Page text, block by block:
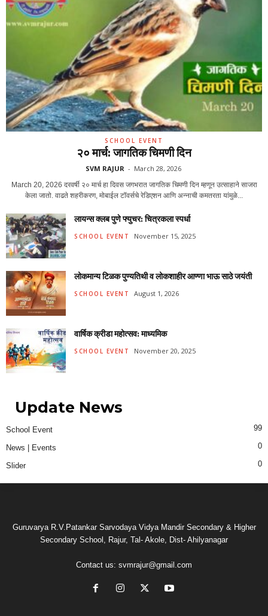
SCHOOL EVENT
२० मार्च: जागतिक चिमणी दिन
SVM RAJUR - March 28, 2026
March 20, 2026 दरवर्षी २० मार्च हा दिवस जगभरात जागतिक चिमणी दिन म्हणून उत्साहाने साजरा
केला जातो. वाढते शहरीकरण, मोबाईल टॉवर्सचे रेडिएशन आणि अन्नाची कमतरता यांमुळे...
लायन्स क्लब पुणे फ्युचर: चित्रकला स्पर्धा
SCHOOL EVENT November 15, 2025
लोकमान्य टिळक पुण्यतिथी व लोकशाहीर आण्णा भाऊ साठे जयंती
SCHOOL EVENT August 1, 2026
वार्षिक क्रीडा महोत्सव: माध्यमिक
SCHOOL EVENT November 20, 2025
Update News
School Event 99
News | Events 0
Slider 0
Guruvarya R.V.Patankar Sarvodaya Vidya Mandir Secondary & Higher
Secondary School, Rajur, Tal- Akole, Dist- Ahilyanagar
Contact us: svmrajur@gmail.com